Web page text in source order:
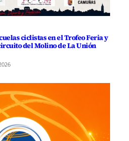
ciclistas en el Trofeo Feria y
del Molino de La Unión